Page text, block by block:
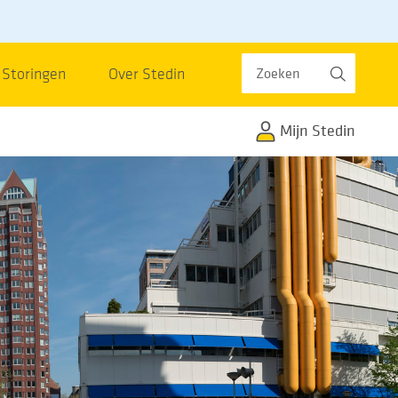
Storingen Over Stedin
Mijn Stedin